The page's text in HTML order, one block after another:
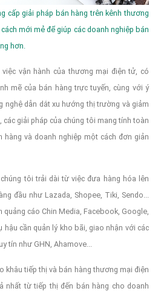
cấp giải pháp bán hàng trên kênh thương
mới mẻ để giúp các doanh nghiệp bán
hơn.
vận hành của thương mại điện tử, có
mẽ của bán hàng trực tuyến, cùng với ý
nghệ dẫn dắt xu hướng thị trường và giảm
giải pháp của chúng tôi mang tính toàn
hàng và doanh nghiệp một cách đơn giản
tôi trải dài từ việc đưa hàng hóa lên
đầu như Lazada, Shopee, Tiki, Sendo...
quảng cáo Chin Media, Facebook, Google,
hậu cần quản lý kho bãi, giao nhận với các
tín như GHN, Ahamove...
khâu tiếp thị và bán hàng thương mại điện
nhất từ tiếp thị đến bán hàng cho doanh